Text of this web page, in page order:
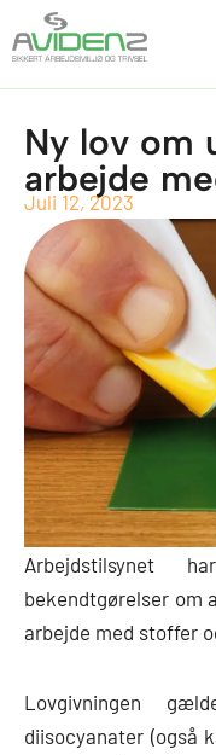
til
indholdet
Ny lov om
arbejde
Juli 12, 2023
Arbejdstilsynet
bekendtgørelser om
arbejde med stoffer
Lovgivningen
diisocyanater (også